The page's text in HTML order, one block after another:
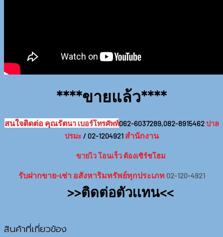
****ขายแล้ว****
สนใจติดต่อ คุณรัตนา เบอร์โทรศัพท์062-6037289,082-8915462ปาล
ปรมะ / 02-1204921 สำนักงาน
ขายไว โอนเร็ว ต้องเซิร์ชโฮม
รับฝากขาย-เช่า อสังหาริมทรัพย์ทุกประเภท 02-120-4921
>>ติดต่อตัวเเทน<<
สินค้าที่เกี่ยวข้อง